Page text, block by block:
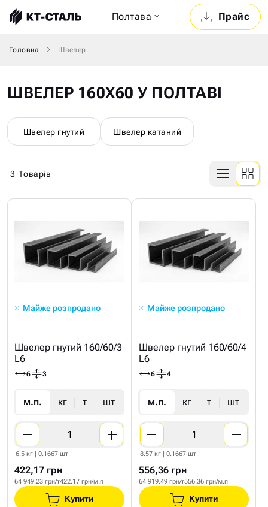
Прайс
Полтава
Головна Швелер
ШВЕЛЕР 160Х60 У ПОЛТАВІ
Швелер гнутий Швелер катаний
3 Товарів
Майже розпродано
Швелер гнутий 160/60/3
L6
6 3
м.п. кг т шт
6.5 кг | 0.1667 шт
422,17 грн
64 949.23 грн/т422.17 грн/м.п
Купити
Майже розпродано
Швелер гнутий 160/60/4
L6
6 4
м.п. кг т шт
8.57 кг | 0.1667 шт
556,36 грн
64 919.49 грн/т556.36 грн/м.п
Купити